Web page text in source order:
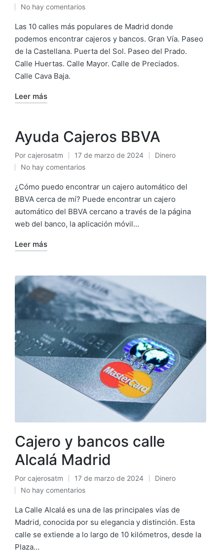
por
No hay comentarios
Las 10 calles más populares de Madrid donde
podemos encontrar cajeros y bancos. Gran Vía. Paseo
de la Castellana. Puerta del Sol. Paseo del Prado.
Calle Huertas. Calle Mayor. Calle de Preciados.
Calle Cava Baja.
Leer más
Ayuda Cajeros BBVA
Publicado
por
Por cajerosatm 17 de marzo de 2024
Publicado
Dinero
No hay comentarios
¿Cómo puedo encontrar un cajero automático del
BBVA cerca de mí? Puede encontrar un cajero
automático del BBVA cercano a través de la página
web del banco, la aplicación móvil…
Leer más
Cajero y bancos calle
Alcalá Madrid
Publicado
por
Por cajerosatm 17 de marzo de 2024
Publicado
Dinero
No hay comentarios
La Calle Alcalá es una de las principales vías de
Madrid, conocida por su elegancia y distinción. Esta
calle se extiende a lo largo de 10 kilómetros, desde la
Plaza…